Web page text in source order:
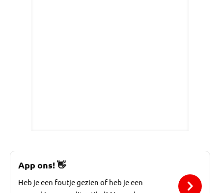
App ons!👋
Heb je een foutje gezien of heb je een